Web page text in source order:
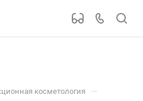
косметология —